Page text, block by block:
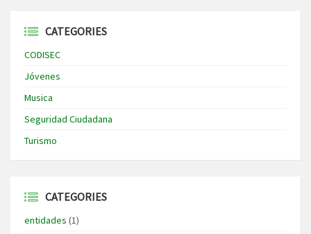
CATEGORIES
CODISEC
Jóvenes
Musica
Seguridad Ciudadana
Turismo
CATEGORIES
entidades (1)